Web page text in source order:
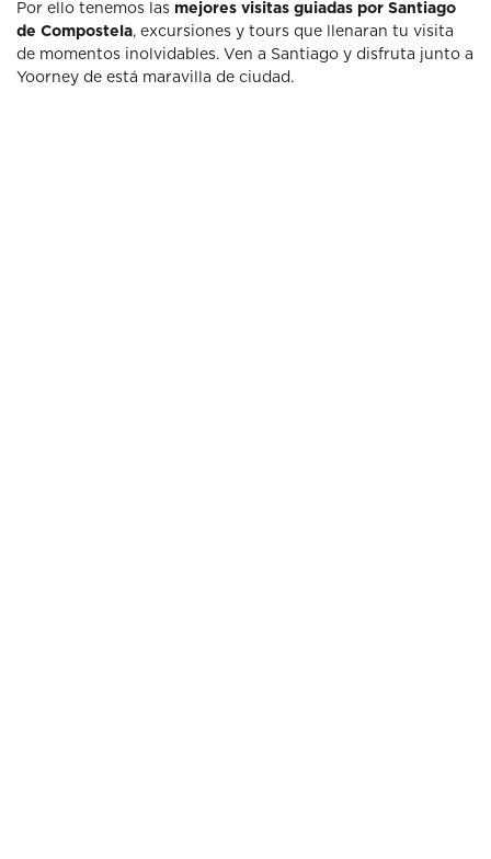
Por ello tenemos las mejores visitas guiadas por Santiago
de Compostela, excursiones y tours que llenaran tu visita
de momentos inolvidables. Ven a Santiago y disfruta junto a
Yoorney de está maravilla de ciudad.